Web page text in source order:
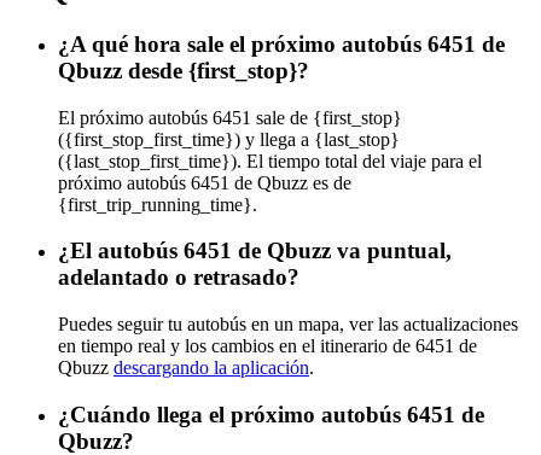
¿A qué hora sale el próximo autobús 6451 de
Qbuzz desde {first_stop}?
El próximo autobús 6451 sale de {first_stop}
({first_stop_first_time}) y llega a {last_stop}
({last_stop_first_time}). El tiempo total del viaje para el
próximo autobús 6451 de Qbuzz es de
{first_trip_running_time}.
¿El autobús 6451 de Qbuzz va puntual,
adelantado o retrasado?
Puedes seguir tu autobús en un mapa, ver las actualizaciones
en tiempo real y los cambios en el itinerario de 6451 de
Qbuzz descargando la aplicación.
¿Cuándo llega el próximo autobús 6451 de
Qbuzz?